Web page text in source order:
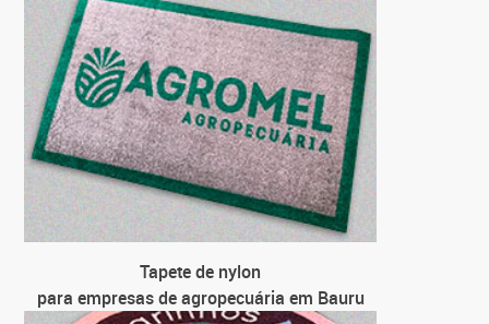
Tapete de nylon
para empresas de agropecuária em Bauru